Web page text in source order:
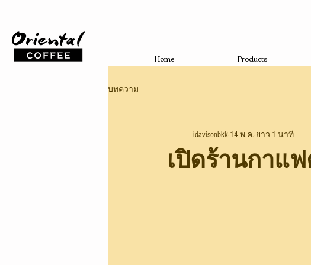
Home Products
บทความ
เปิดร้านกาแฟ
idavisonbkk 14 พ.ค. ยาว 1 นาที